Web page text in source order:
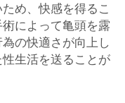
め、快感を得るこ
によって亀頭を露
の快適さが向上し
生活を送ることが